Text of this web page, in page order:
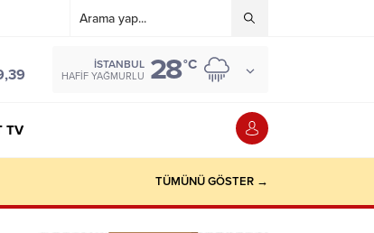
İSTANBUL
HAFIF YAĞMURLU 28°C
TV
TÜMÜNÜ GÖSTER →